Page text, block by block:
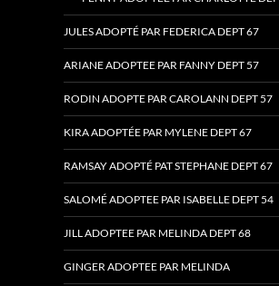
JULES ADOPTÉ PAR FEDERICA DEPT 67
ARIANE ADOPTEE PAR FANNY DEPT 57
RODIN ADOPTE PAR CAROLANN DEPT 57
KIRA ADOPTÉE PAR MYLENE DEPT 67
RAMSAY ADOPTÉ PAT STEPHANE DEPT 67
SALOMÉ ADOPTEE PAR ISABELLE DEPT 54
JILL ADOPTEE PAR MELINDA DEPT 68
GINGER ADOPTEE PAR MELINDA